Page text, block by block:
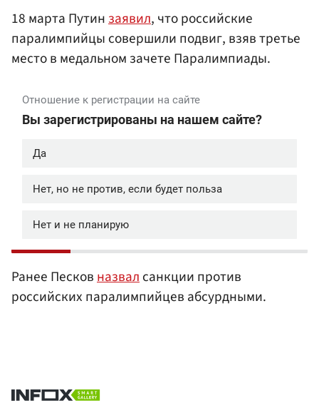
18 марта Путинзаявил, что российские
паралимпийцы совершили подвиг, взяв третье
место в медальном зачете Паралимпиады.
Ранее Песковназвалсанкции против
российских паралимпийцев абсурдными.